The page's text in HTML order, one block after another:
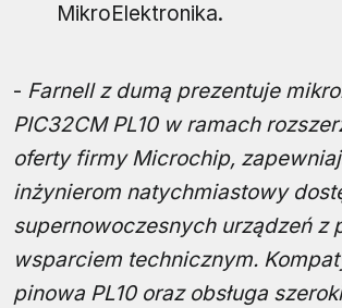
MikroElektronika.
- Farnell z dumą prezentuje
PIC32CM PL10 w ramach
oferty firmy Microchip,
inżynierom natychmiastowy
supernowoczesnych urządzeń z
wsparciem technicznym.
pinowa PL10 oraz obsługa